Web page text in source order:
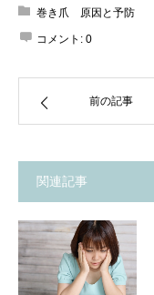
巻き爪 原因と予防
コメント: 0
前の記事
関連記事